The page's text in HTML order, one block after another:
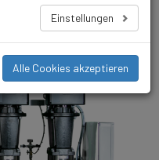
Einstellungen
Alle Cookies akzeptieren